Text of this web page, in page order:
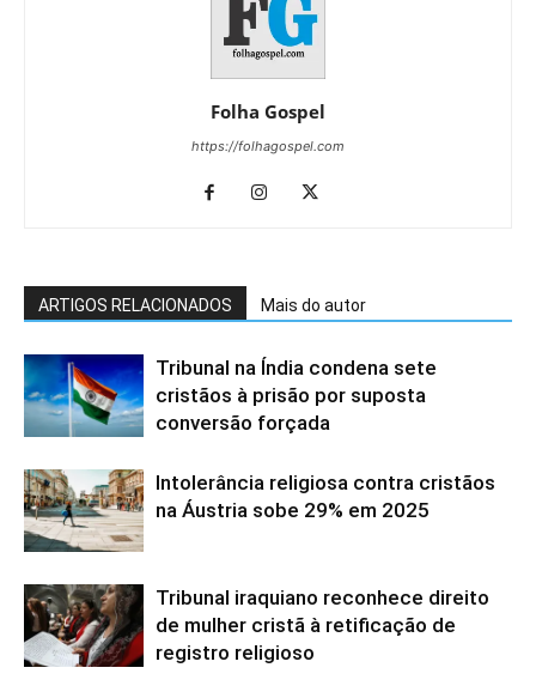
Folha Gospel
https://folhagospel.com
ARTIGOS RELACIONADOS Mais do autor
Tribunal na Índia condena sete
cristãos à prisão por suposta
conversão forçada
Intolerância religiosa contra cristãos
na Áustria sobe 29% em 2025
Tribunal iraquiano reconhece direito
de mulher cristã à retificação de
registro religioso